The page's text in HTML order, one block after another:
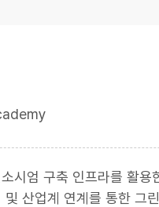
시엄 구축 인프라를 활용
및 산업계 연계를 통한 그